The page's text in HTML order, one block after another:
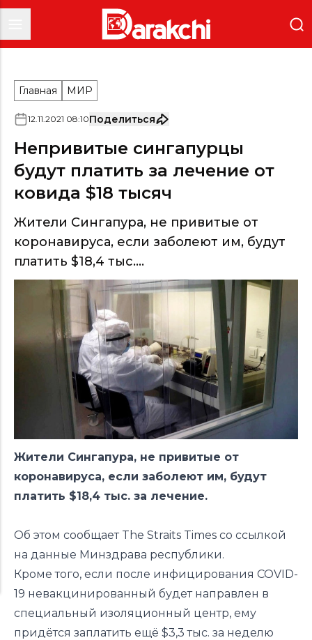
Главная МИР
12.11.2021 08:10Поделиться
Непривитые сингапурцы
будут платить за лечение от
ковида $18 тысяч
Жители Сингапура, не привитые от
коронавируса, если заболеют им, будут
платить $18,4 тыс....
Жители Сингапура, не привитые от
коронавируса, если заболеют им, будут
платить $18,4 тыс. за лечение.
Об этом сообщает The Straits Times со ссылкой
на данные Минздрава республики.
Кроме того, если после инфицирования COVID-
19 невакцинированный будет направлен в
специальный изоляционный центр, ему
придётся заплатить ещё $3,3 тыс. за неделю